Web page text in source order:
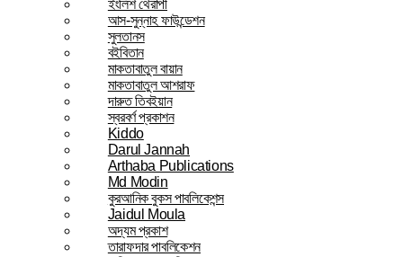
ইংলিশ থেরাপী
আস-সুন্নাহ ফাউন্ডেশন
সুলতানস
বইবিতান
মাকতাবাতুল বায়ান
মাকতাবাতুল আশরাফ
দারুত তিবইয়ান
স্বরবর্ণ প্রকাশন
Kiddo
Darul Jannah
Arthaba Publications
Md Modin
কুরআনিক বুকস পাবলিকেশন্স
Jaidul Moula
অদ্যম প্রকাশ
তারাফদার পাবলিকেশন